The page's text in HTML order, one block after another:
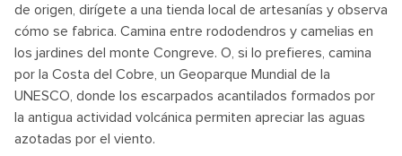
de origen, dirígete a una tienda local de artesanías y observa
cómo se fabrica. Camina entre rododendros y camelias en
los jardines del monte Congreve. O, si lo prefieres, camina
por la Costa del Cobre, un Geoparque Mundial de la
UNESCO, donde los escarpados acantilados formados por
la antigua actividad volcánica permiten apreciar las aguas
azotadas por el viento.